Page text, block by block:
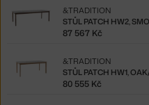
STŮL PATCH HW2,
&TRADITION
87 567 Kč
STŮL PATCH HW1,
&TRADITION
80 555 Kč